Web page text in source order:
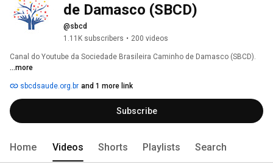
de Damasco (SBCD)
@sbcd
1.11K subscribers • 200 videos
Canal do Youtube da Sociedade Brasileira Caminho de Damasco (SBCD).
...more
sbcdsaude.org.br and 1 more link
Subscribe
Home Videos Shorts Playlists Search